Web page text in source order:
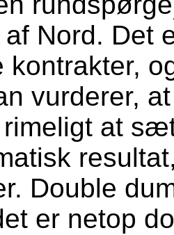
af Nord. Det
kontrakter,
vurderer,
at
Double
er netop